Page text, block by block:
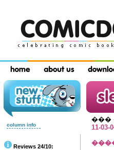
column info
Reviews 24/10:
���
11-03-